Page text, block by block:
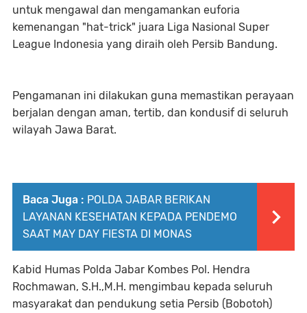
untuk mengawal dan mengamankan euforia
kemenangan "hat-trick" juara Liga Nasional Super
League Indonesia yang diraih oleh Persib Bandung.
Pengamanan ini dilakukan guna memastikan perayaan
berjalan dengan aman, tertib, dan kondusif di seluruh
wilayah Jawa Barat.
Baca Juga : POLDA JABAR BERIKAN
LAYANAN KESEHATAN KEPADA PENDEMO
SAAT MAY DAY FIESTA DI MONAS
Kabid Humas Polda Jabar Kombes Pol. Hendra
Rochmawan, S.H.,M.H. mengimbau kepada seluruh
masyarakat dan pendukung setia Persib (Bobotoh)